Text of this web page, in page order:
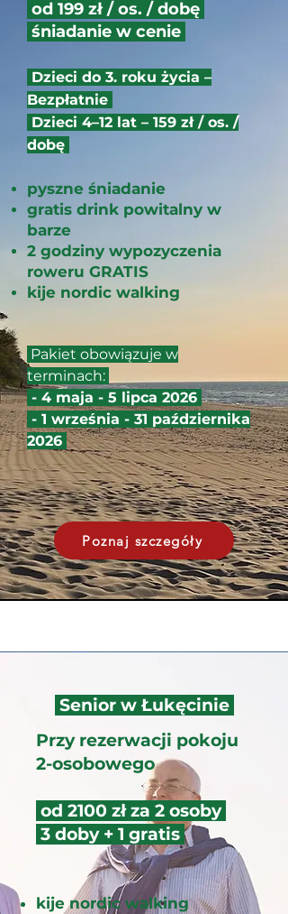
Poznaj szczegóły
od 199 zł / os. / dobę
śniadanie w cenie
Dzieci do 3. roku życia –
Bezpłatnie
Dzieci 4–12 lat – 159 zł / os. /
dobę
pyszne śniadanie
gratis drink powitalny w
barze
2 godziny wypozyczenia
roweru GRATIS
kije nordic walking
Pakiet obowiązuje w
terminach:
- 4 maja - 5 lipca 2026
- 1 września - 31 października
2026
Senior w Łukęcinie
Przy rezerwacji pokoju
2-osobowego
od 2100 zł za 2 osoby
3 doby + 1 gratis
kije nordic walking